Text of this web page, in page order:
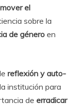
el
sobre la
de género en
reflexión y auto-
institución para
de erradicar